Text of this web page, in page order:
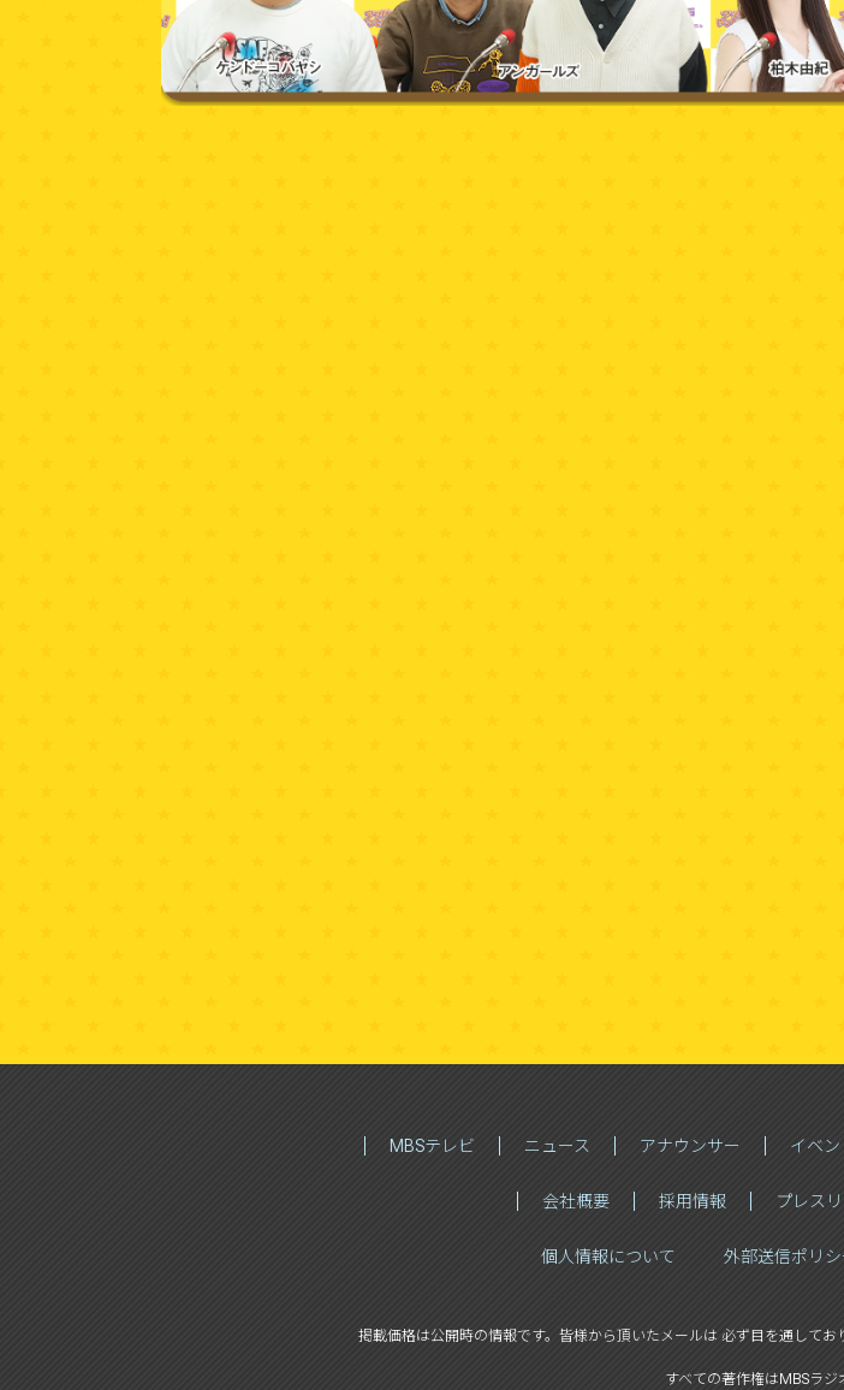
MBSテレビ ニュース アナウンサー イベ
会社概要 採用情報 プレス
個人情報について 外部送信ポリシ
掲載価格は公開時の情報です。 皆様から頂いたメールは 必ず目を通してお
すべての著作権はMBSラジ